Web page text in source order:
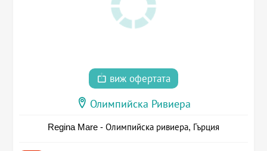
виж офертата
Олимпийска Ривиера
Regina Mare - Олимпийска ривиера, Гърция